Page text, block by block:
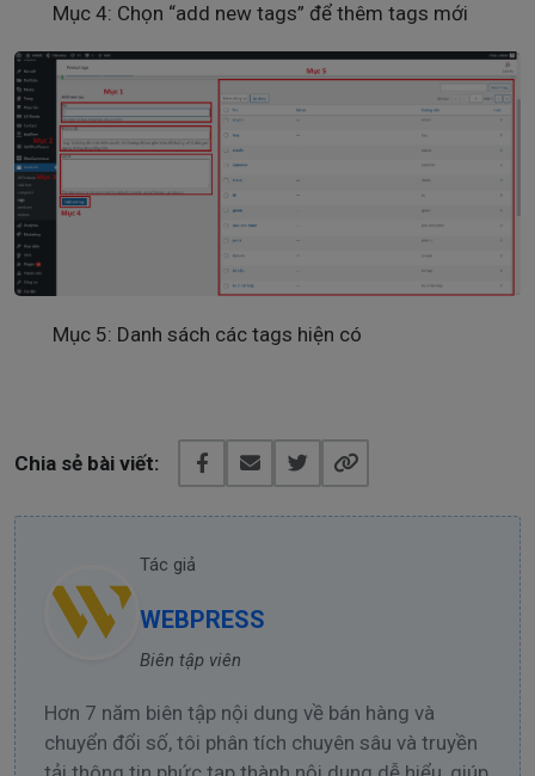
Mục 4: Chọn “add new tags” để thêm tags mới
Mục 5: Danh sách các tags hiện có
Chia sẻ bài viết:
Tác giả
WEBPRESS
Biên tập viên
Hơn 7 năm biên tập nội dung về bán hàng và
chuyển đổi số, tôi phân tích chuyên sâu và truyền